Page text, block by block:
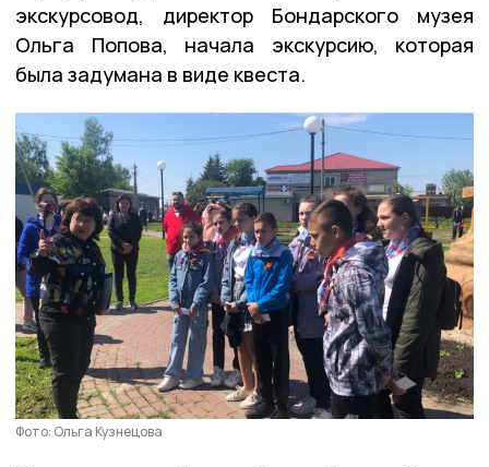
экскурсовод, директор Бондарского музея
Ольга Попова, начала экскурсию, которая
была задумана в виде квеста.
Фото: Ольга Кузнецова